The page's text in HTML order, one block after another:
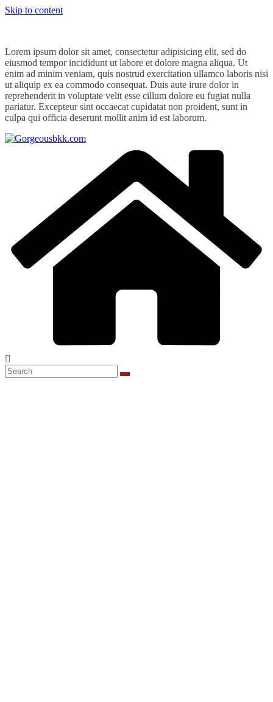
Skip to content
Lorem ipsum dolor sit amet, consectetur adipisicing elit, sed do
eiusmod tempor incididunt ut labore et dolore magna aliqua. Ut
enim ad minim veniam, quis nostrud exercitation ullamco laboris nisi
ut aliquip ex ea commodo consequat. Duis aute irure dolor in
reprehenderit in voluptate velit esse cillum dolore eu fugiat nulla
pariatur. Excepteur sint occaecat cupidatat non proident, sunt in
culpa qui officia deserunt mollit anim id est laborum.